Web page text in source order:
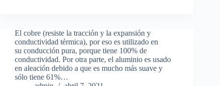
El cobre (resiste la tracción y la expansión y
conductividad térmica), por eso es utilizado en
su conducción pura, porque tiene 100% de
conductividad. Por otra parte, el aluminio es usado
en aleación debido a que es mucho más suave y
sólo tiene 61%…